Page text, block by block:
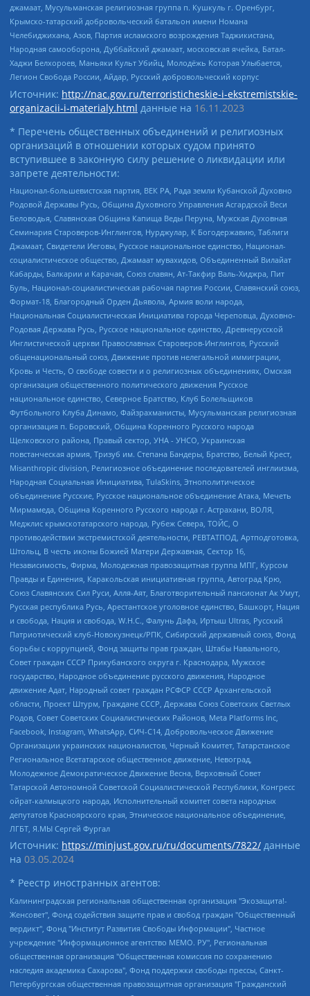
джамаат, Мусульманская религиозная группа п. Кушкуль г. Оренбург,
Крымско-татарский добровольческий батальон имени Номана
Челебиджихана, Азов, Партия исламского возрождения Таджикистана,
Народная самооборона, Дуббайский джамаат, московская ячейка, Батал-
Хаджи Белхороев, Маньяки Культ Убийц, Молодёжь Которая Улыбается,
Легион Свобода России, Айдар, Русский добровольческий корпус
Источник: http://nac.gov.ru/terroristicheskie-i-ekstremistskie-
organizacii-i-materialy.html данные на 16.11.2023
* Перечень общественных объединений и религиозных
организаций в отношении которых судом принято
вступившее в законную силу решение о ликвидации или
запрете деятельности:
Национал-большевистская партия, ВЕК РА, Рада земли Кубанской Духовно
Родовой Державы Русь, Община Духовного Управления Асгардской Веси
Беловодья, Славянская Община Капища Веды Перуна, Мужская Духовная
Семинария Староверов-Инглингов, Нурджулар, К Богодержавию, Таблиги
Джамаат, Свидетели Иеговы, Русское национальное единство, Национал-
социалистическое общество, Джамаат мувахидов, Объединенный Вилайат
Кабарды, Балкарии и Карачая, Союз славян, Ат-Такфир Валь-Хиджра, Пит
Буль, Национал-социалистическая рабочая партия России, Славянский союз,
Формат-18, Благородный Орден Дьявола, Армия воли народа,
Национальная Социалистическая Инициатива города Череповца, Духовно-
Родовая Держава Русь, Русское национальное единство, Древнерусской
Инглистической церкви Православных Староверов-Инглингов, Русский
общенациональный союз, Движение против нелегальной иммиграции,
Кровь и Честь, О свободе совести и о религиозных объединениях, Омская
организация общественного политического движения Русское
национальное единство, Северное Братство, Клуб Болельщиков
Футбольного Клуба Динамо, Файзрахманисты, Мусульманская религиозная
организация п. Боровский, Община Коренного Русского народа
Щелковского района, Правый сектор, УНА - УНСО, Украинская
повстанческая армия, Тризуб им. Степана Бандеры, Братство, Белый Крест,
Misanthropic division, Религиозное объединение последователей инглиизма,
Народная Социальная Инициатива, TulaSkins, Этнополитическое
объединение Русские, Русское национальное объединение Атака, Мечеть
Мирмамеда, Община Коренного Русского народа г. Астрахани, ВОЛЯ,
Меджлис крымскотатарского народа, Рубеж Севера, ТОЙС, О
противодействии экстремистской деятельности, РЕВТАТПОД, Артподготовка,
Штольц, В честь иконы Божией Матери Державная, Сектор 16,
Независимость, Фирма, Молодежная правозащитная группа МПГ, Курсом
Правды и Единения, Каракольская инициативная группа, Автоград Крю,
Союз Славянских Сил Руси, Алля-Аят, Благотворительный пансионат Ак Умут,
Русская республика Русь, Арестантское уголовное единство, Башкорт, Нация
и свобода, Нация и свобода, W.H.С., Фалунь Дафа, Иртыш Ultras, Русский
Патриотический клуб-Новокузнецк/РПК, Сибирский державный союз, Фонд
борьбы с коррупцией, Фонд защиты прав граждан, Штабы Навального,
Совет граждан СССР Прикубанского округа г. Краснодара, Мужское
государство, Народное объединение русского движения, Народное
движение Адат, Народный совет граждан РСФСР СССР Архангельской
области, Проект Штурм, Граждане СССР, Держава Союз Советских Светлых
Родов, Совет Советских Социалистических Районов, Meta Platforms Inc,
Facebook, Instagram, WhatsApp, СИЧ-С14, Добровольческое Движение
Организации украинских националистов, Черный Комитет, Татарстанское
Региональное Всетатарское общественное движение, Невоград,
Молодежное Демократическое Движение Весна, Верховный Совет
Татарской Автономной Советской Социалистической Республики, Конгресс
ойрат-калмыцкого народа, Исполнительный комитет совета народных
депутатов Красноярского края, Этническое национальное объединение,
ЛГБТ, Я.МЫ Сергей Фургал
Источник: https://minjust.gov.ru/ru/documents/7822/ данные
на 03.05.2024
* Реестр иностранных агентов:
Калининградская региональная общественная организация "Экозащита!-Женсовет", Фонд содействия защите прав и свобод граждан "Общественный вердикт", Фонд "Институт Развития Свободы Информации", Частное учреждение "Информационное агентство МЕМО. РУ", Региональная общественная организация "Общественная комиссия по сохранению наследия академика Сахарова", Фонд поддержки свободы прессы, Санкт-Петербургская общественная правозащитная организация "Гражданский контроль", Межрегиональная общественная организация "Информационно-просветительский центр "Мемориал", Региональный Фонд "Центр Защиты Прав Средств Массовой Информации", с 05.12.2023 Фонд "Центр Защиты Прав Средств массовой информации", Региональная общественная благотворительная организация помощи беженцам и мигрантам "Гражданское содействие", Негосударственное образовательное учреждение дополнительного профессионального образования (повышение квалификации) специалистов "АКАДЕМИЯ ПО ПРАВАМ ЧЕЛОВЕКА", Свердловская региональная общественная организация "Сутяжник", Автономная некоммерческая организация "Центр независимых социологических исследований", Союз общественных объединений "Российский исследовательский центр по правам человека", Региональное общественное учреждение научно-информационный центр "МЕМОРИАЛ", Некоммерческая организация "Фонд защиты гласности", Автономная некоммерческая организация "Институт прав человека", Городская общественная организация "Екатеринбургское общество "МЕМОРИАЛ", Городская общественная организация "Рязанское историко-просветительское и правозащитное общество "Мемориал" (Рязанский Мемориал), Челябинский региональный орган общественной самодеятельности – женское общественное объединение "Женщины Евразии", Челябинский региональный орган общественной самодеятельности "Уральская правозащитная группа", Фонд содействия защите здоровья и социальной справедливости имени Андрея Рылькова, Автономная Некоммерческая Организация "Аналитический Центр Юрия Левады", Автономная некоммерческая организация социальной поддержки населения "Проект Апрель", Региональная общественная организация помощи женщинам и детям, находящимся в кризисной ситуации "Информационно-методический центр "Анна", Фонд содействия развитию массовых коммуникаций и правовому просвещению "Так-так-Так", Фонд содействия устойчивому развитию "Серебряная тайга", Свердловский региональный общественный фонд социальных проектов "Новое время", "Idel.Реалии", Кавказ.Реалии, Крым.Реалии, Телеканал Настоящее Время, Татаро-башкирская служба Радио Свобода (Azatliq Radiosi), Радио Свободная Европа/Радио Свобода (PCE/PC), "Сибирь.Реалии", "Фактограф", Благотворительный фонд помощи осужденным и их семьям, Автономная некоммерческая организация "Институт глобализации и социальных движений", Фонд "В защиту прав заключенных", Частное учреждение "Центр поддержки и содействия развитию средств массовой информации", Пензенский региональный общественный благотворительный фонд "Гражданский союз", "Север.Реалии", Некоммерческая организация Фонд "Правовая инициатива", Общество с ограниченной ответственностью "Радио Свободная Европа/Радио Свобода", Чешское информационное агентство "MEDIUM-ORIENT", Красноярская региональная общественная организация "Мы против СПИДа", Камалягин Денис Николаевич, Маркелов Сергей Евгеньевич, Пономарев Лев Александрович, Савицкая Людмила Алексеевна, Автономная некоммерческая организация "Центр по работе с проблемой насилия "НАСИЛИЮ.НЕТ", Межрегиональный профессиональный союз работников здравоохранения "Альянс врачей", Юридическое лицо, зарегистрированное в Латвийской Республике, SIA "Medusa Project" (регистрационный номер 40103797863, дата регистрации 10.06.2014), Некоммерческая организация "Фонд по борьбе с коррупцией", Автономная некоммерческая организация "Институт права и публичной политики", Баданин Роман Сергеевич, Гликин Максим Александрович, Железнова Мария Михайловна, Лукьянова Юлия Сергеевна, Маетная Елизавета Витальевна, Маняхин Петр Борисович, Чуракова Ольга Владимировна, Ярош Юлия Петровна, Юридическое лицо "The Insider SIA", зарегистрированное в Риге, Латвийская Республика (дата регистрации 26.06.2015), являющееся администратором доменного имени интернет-издания "The Insider SIA", https://theins.ru, Постернак Алексей Евгеньевич, Рубин Михаил Аркадьевич, Анин Роман Александрович, Юридическое лицо Istories fonds, зарегистрированное в Латвийской Республике (регистрационный номер 50008295751, дата регистрации 24.02.2020), Великовский Дмитрий Александрович, Долинина Ирина Николаевна, Мароховская Алеся Алексеевна, Шлейнов Роман Юрьевич, Шмагун Олеся Валентиновна, Общество с ограниченной ответственностью "Альтаир 2021", Общество с ограниченной ответственностью "Вега 2021", Общество с ограниченной ответственностью "Главный редактор 2021", Общество с ограниченной ответственностью "Ромашки монолит", Важенков Артем Валерьевич, Ивановская областная общественная организация "Центр гендерных исследований", Гурман Юрий Альбертович, Медиапроект "ОВД-Инфо", Егоров Владимир Владимирович, Жилинский Владимир Александрович, Общество с ограниченной ответственностью "ЗП", Иванова София Юрьевна, Карезина Инна Павловна, Кильтау Екатерина Викторовна, Петров Алексей Викторович, Пискунов Сергей Евгеньевич, Смирнов Сергей Сергеевич, Тихонов Михаил Сергеевич, Общество с ограниченной ответственностью "ЖУРНАЛИСТ-ИНОСТРАННЫЙ АГЕНТ", Арапова Галина Юрьевна, Вольтская Татьяна Анатольевна, Американская компания "Mason G.E.S. Anonymous Foundation" (США), являющаяся владельцем интернет-издания https://mnews.world/, Компания "Stichting Bellingcat", зарегистрированная в Нидерландах (дата регистрации 11.07.2018), Захаров Андрей Вячеславович, Клепиковская Екатерина Дмитриевна, Общество с ограниченной ответственностью "МЕМО", Перл Роман Александрович, Симонов Евгений Алексеевич, Соловьева Елена Анатольевна, Сотников Даниил Владимирович, Сурначева Елизавета Дмитриевна, Автономная некоммерческая организация по защите прав человека и информированию населения "Якутия – Наше Мнение", Общество с ограниченной ответственностью "Москоу диджитал медиа", с 26.01.2023 Общество с ограниченной ответственностью "Чайка Белые сады", Ветошкина Валерия Валерьевна, Заговора Максим Александрович, Межрегиональное общественное движение "Российская ЛГБТ - сеть", Оленичев Максим Владимирович, Павлов Иван Юрьевич, Скворцова Елена Сергеевна, Общество с ограниченной ответственностью "Как бы инагент", Кочетков Игорь Викторович, Общество с ограниченной ответственностью "Честные выборы", Еланчик Олег Александрович, Общество с ограниченной ответственностью "Нобелевский призыв", Гималова Регина Эмилевна, Григорьев Андрей Валерьевич, Григорьева Алина Александровна, Ассоциация по содействию защите прав призывников, альтернативнослужащих и военнослужащих "Правозащитная группа "Гражданин.Армия.Право", Хисамова Регина Фаритовна, Автономная некоммерческая организация по реализации социально-правовых программ "Лилит", Дальневосточное общественное движение "Маяк", Санкт-Петербургская ЛГБТ-инициативная группа "Выход", Инициативная группа ЛГБТ+ "Реверс", Алексеев Андрей Викторович, Бекбулатова Таисия Львовна, Беляев Иван Михайлович, Владыкина Елена Сергеевна, Гельман Марат Александрович, Никульшина Вероника Юрьевна, Толоконникова Надежда Андреевна, Шендерович Виктор Анатольевич, Общество с ограниченной ответственностью "Данное сообщение", Общество с ограниченной ответственностью Издательский дом "Новая глава", Айнбиндер Александра Александровна, Московский комьюнити-центр для ЛГБТ+инициатив, Благотворительный фонд развития филантропии, Deutsche Welle (Германия, Kurt-Schumacher-Strasse 3, 53113 Bonn), Борзунова Мария Михайловна, Воробьев Виктор Викторович, Голубева Анна Львовна, Константинова Алла Михайловна, Малкова Ирина Владимировна, Мурадов Мурад Абдулгалимович, Осетинская Елизавета Николаевна, Понасенков Евгений Николаевич, Ганапольский Матвей Юрьевич, Киселев Евгений Алексеевич, Борухович Ирина Григорьевна, Дремин Иван Тимофеевич, Дубровский Дмитрий Викторович, Красноярская региональная общественная организация поддержки и развития альтернативных образовательных технологий и межкультурных коммуникаций "ИНТЕРРА", Маяковская Екатерина Алексеевна, Фейгин Марк Захарович, Филимонов Андрей Викторович, Дзугкоева Регина Николаевна, Доброхотов Роман Александрович, Дудь Юрий Александрович, Елкин Сергей Владимирович, Кругликов Кирилл Игоревич, Сабунаева Мария Леонидовна, Семенов Алексей Владимирович, Шаинян Карен Багратович, Шульман Екатерина Михайловна, Асафьев Артур Валерьевич, Вахштайн Виктор Семенович, Венедиктов Алексей Алексеевич, Лушникова Екатерина Евгеньевна, Волков Леонид Михайлович, Невзоров Александр Глебович, Пархоменко Сергей Борисович, Сироткин Ярослав Николаевич, Кара-Мурза Владимир Владимирович, Баранова Наталья Владимировна, Гозман Леонид Яковлевич, Кагарлицкий Борис Юльевич, Климарев Михаил Валерьевич, Милов Владимир Станиславович, Автономная некоммерческая организация Краснодарский центр современного искусства "Типография", Моргенштерн Алишер Тагирович, Соболь Любовь Эдуардовна, Общество с ограниченной ответственностью "ЛИЗА НОРМ", Каспаров Гарри Кимович, Ходорковский Михаил Борисович, Общество с ограниченной ответственностью "Апрельские тезисы", Данилович Ирина Брониславовна, Кашин Олег Владимирович, Петров Николай Владимирович, Пивоваров Алексей Владимирович, Соколов Михаил Владимирович, Цветкова Юлия Владимировна, Чичваркин Евгений Александрович, Комитет против пыток/Команда против пыток, Общество с ограниченной ответственностью "Первый научный", Общество с ограниченной ответственностью "Вертолет и ко", Белоцерковская Вероника Борисовна, Кац Максим Евгеньевич, Лазарева Татьяна Юрьевна, Шаведдинов Руслан Табризович, Яшин Илья Валерьевич, Общество с ограниченной ответственностью "Иноагент ААВ", Алешковский Дмитрий Петрович, Альбац Евгения Марковна, Быков Дмитрий Львович, Галямина Юлия Евгеньевна, Лойко Сергей Леонидович, Мартынов Кирилл Константинович, Медведев Сергей Александрович, Крашенинников Федор Геннадиевич, Гордеева Катерина Вл